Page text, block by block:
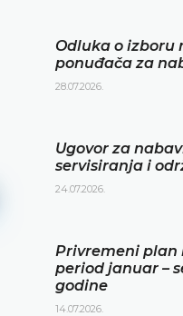
Privremeni
januar –
Odluka o izboru
ponuđača za
28.07.2026.
Ugovor za
servisiranja i
24.07.2026.
Privremeni plan
period januar –
godine
14.07.2026.